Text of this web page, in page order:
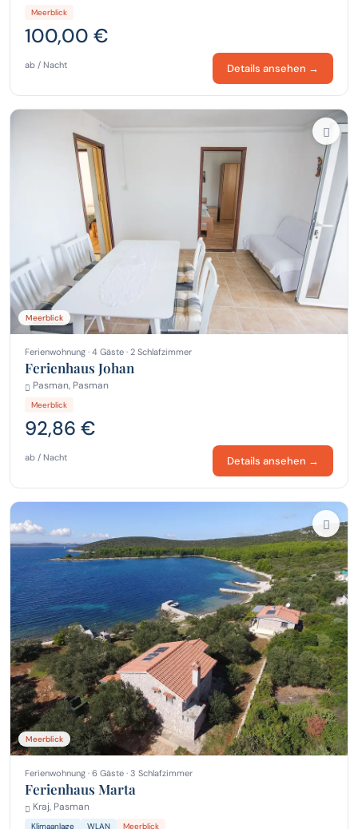
Meerblick
100,00 €
ab / Nacht Details ansehen →
Meerblick
Ferienwohnung · 4 Gäste · 2 Schlafzimmer
Ferienhaus Johan
Pasman, Pasman
Meerblick
92,86 €
ab / Nacht Details ansehen →
Meerblick
Ferienwohnung · 6 Gäste · 3 Schlafzimmer
Ferienhaus Marta
Kraj, Pasman
Klimaanlage WLAN Meerblick